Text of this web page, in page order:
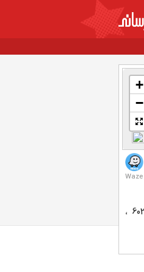
+
−
Waze
تهران ، شریعتی ، بالاتر از ملک ، پلاک 603 ،